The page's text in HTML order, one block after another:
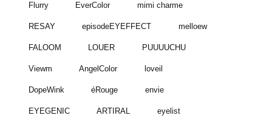
Flurry EverColor mimi charme
RESAY episodeEYEFFECT melloew
FALOOM LOUER PUUUUCHU
Viewm AngelColor loveil
DopeWink éRouge envie
EYEGENIC ARTIRAL eyelist